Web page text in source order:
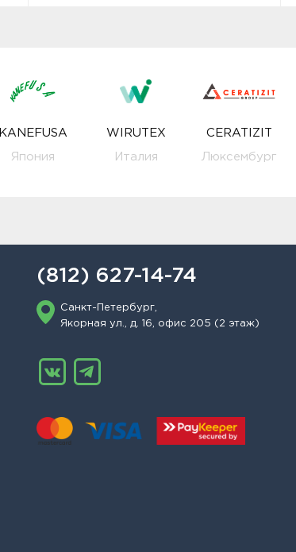
KANEFUSA
Япония
WIRUTEX
Италия
CERATIZIT
Люксембург
(812) 627-14-74
Санкт-Петербург,
Якорная ул., д. 16, офис 205 (2 этаж)